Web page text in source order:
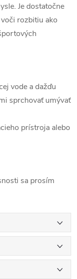
Je dostatočne
rozbitiu ako
vode a dažďu
umývať
prístroja alebo
sa prosím